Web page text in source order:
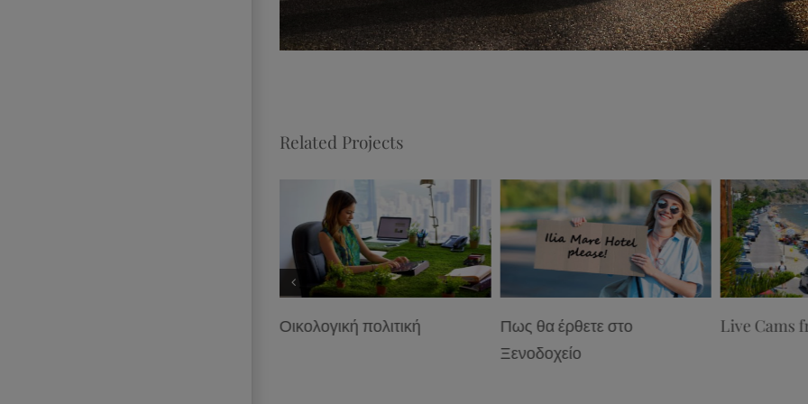
Related Projects
Οικολογική πολιτική
Πως θα έρθετε στο
Ξενοδοχείο
Live Cams